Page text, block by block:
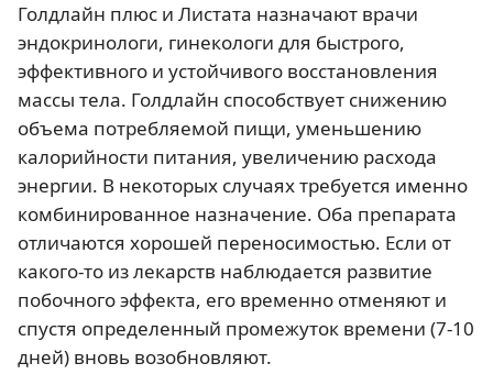
Голдлайн плюс и Листата назначают врачи
эндокринологи, гинекологи для быстрого,
эффективного и устойчивого восстановления
массы тела. Голдлайн способствует снижению
объема потребляемой пищи, уменьшению
калорийности питания, увеличению расхода
энергии. В некоторых случаях требуется именно
комбинированное назначение. Оба препарата
отличаются хорошей переносимостью. Если от
какого-то из лекарств наблюдается развитие
побочного эффекта, его временно отменяют и
спустя определенный промежуток времени (7-10
дней) вновь возобновляют.